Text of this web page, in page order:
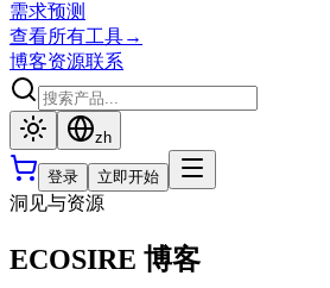
需求预测
查看所有工具→
博客资源联系
zh
登录 立即开始
洞见与资源
ECOSIRE 博客